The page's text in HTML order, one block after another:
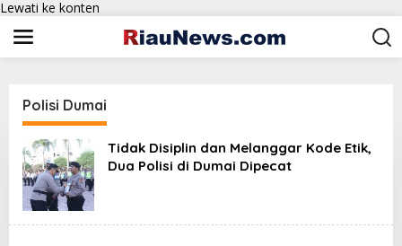
Lewati ke konten
Polisi Dumai
Tidak Disiplin dan Melanggar Kode Etik,
Dua Polisi di Dumai Dipecat